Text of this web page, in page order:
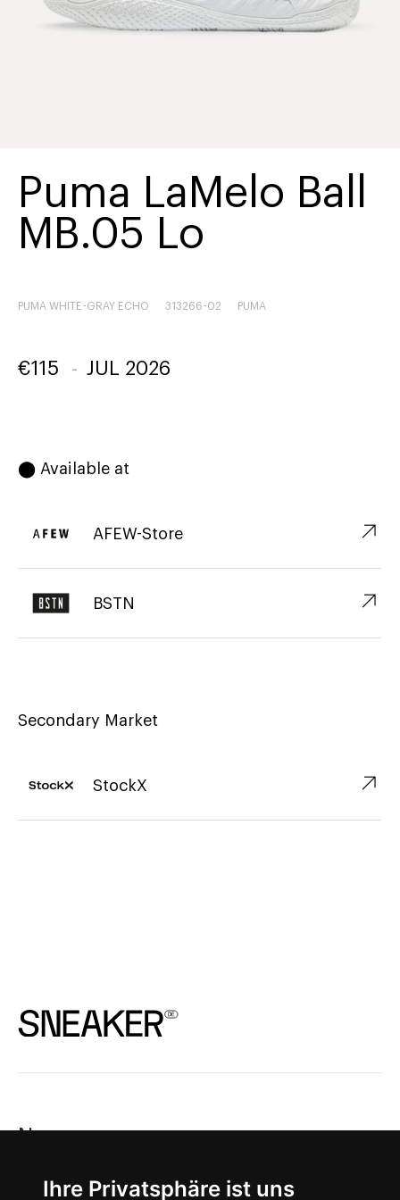
Ihre Privatsphäre ist uns
Puma LaMelo Ball
MB.05 Lo
PUMA WHITE-GRAY ECHO 313266-02 PUMA
€115 - JUL 2026
⬤ Available at
AFEW-Store ↗︎
BSTN ↗︎
Secondary Market
StockX ↗︎
News
About